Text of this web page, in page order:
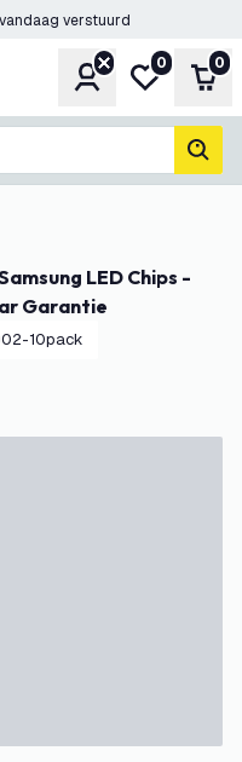
verstuurd
Account
Mijn
0 0
Garantie
10pack